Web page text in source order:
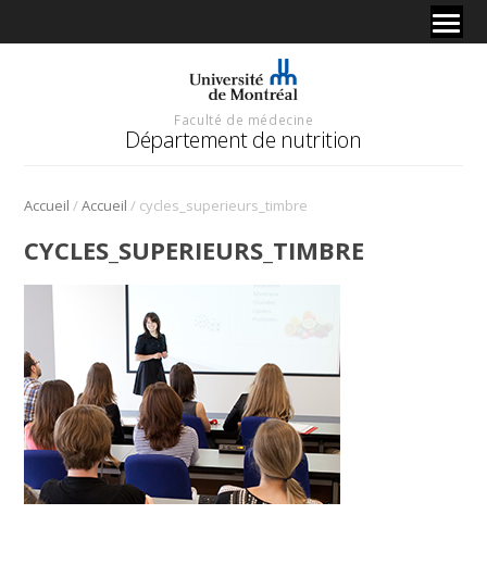
Faculté de médecine
Département de nutrition
Accueil /Accueil / cycles_superieurs_timbre
CYCLES_SUPERIEURS_TIMBRE